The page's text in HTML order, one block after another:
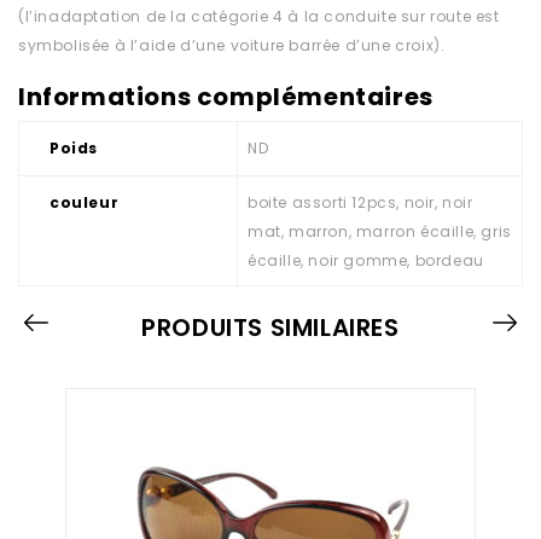
(l’inadaptation de la catégorie 4 à la conduite sur route est
symbolisée à l’aide d’une voiture barrée d’une croix).
Informations complémentaires
Poids ND
couleur
boite assorti 12pcs, noir, noir
mat, marron, marron écaille, gris
écaille, noir gomme, bordeau
PRODUITS SIMILAIRES